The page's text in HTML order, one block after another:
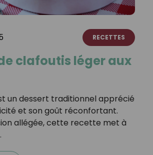
RECETTES
clafoutis léger aux
un dessert traditionnel apprécié
et son goût réconfortant.
allégée, cette recette met à